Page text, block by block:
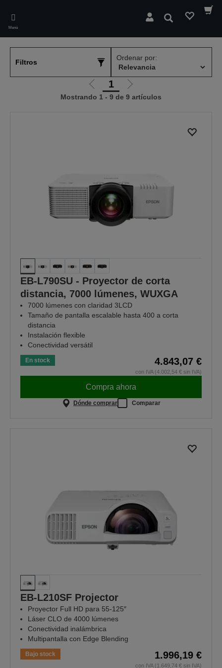
main
content
Menú
Buscar
Filtros
Ordenar por:
Ir
a
1
Ir
a
Mostrando 1 - 9 de 9 artículos
EB-L790SU - Proyector de corta
distancia, 7000 lúmenes, WUXGA
7000 lúmenes con claridad 3LCD
Tamaño de pantalla escalable hasta 400 a corta
distancia
Instalación flexible
Conectividad versátil
En stock 4.843,07 €
con IVA (4.002,54 € sin IVA)
Compra ahora
Dónde comprar Comparar
EB-L210SF Projector
Proyector Full HD para 55-125″
Láser CLO de 4000 lúmenes
Conectividad inalámbrica
Multipantalla con Edge Blending
Bajo stock 1.996,19 €
con IVA (1.649,74 € sin IVA)